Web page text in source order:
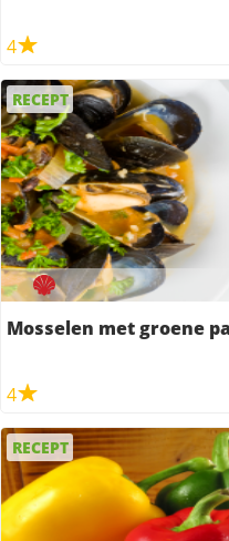
4
RECEPT
Mosselen met groene
4
RECEPT